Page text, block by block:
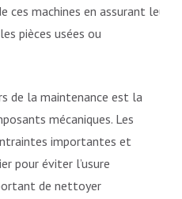
ces machines en assurant leur
pièces usées ou
de la maintenance est la
mécaniques. Les
importantes et
pour éviter l’usure
de nettoyer